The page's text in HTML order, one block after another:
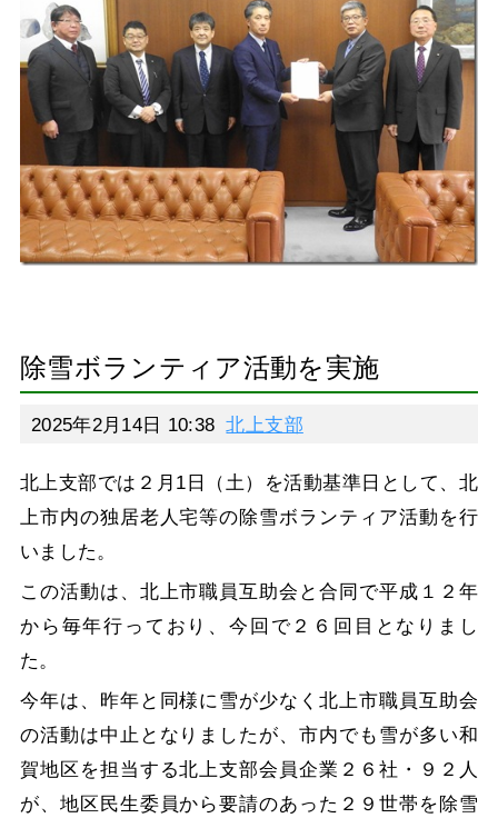
除雪ボランティア活動を実施
2025年2月14日 10:38 北上支部
北上支部では２月1日（土）を活動基準日として、北
上市内の独居老人宅等の除雪ボランティア活動を行
いました。
この活動は、北上市職員互助会と合同で平成１２年
から毎年行っており、今回で２６回目となりまし
た。
今年は、昨年と同様に雪が少なく北上市職員互助会
の活動は中止となりましたが、市内でも雪が多い和
賀地区を担当する北上支部会員企業２６社・９２人
が、地区民生委員から要請のあった２９世帯を除雪